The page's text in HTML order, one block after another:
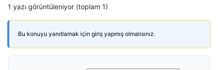
1 yazı görüntüleniyor (toplam 1)
Bu konuyu yanıtlamak için giriş yapmış olmalısınız.